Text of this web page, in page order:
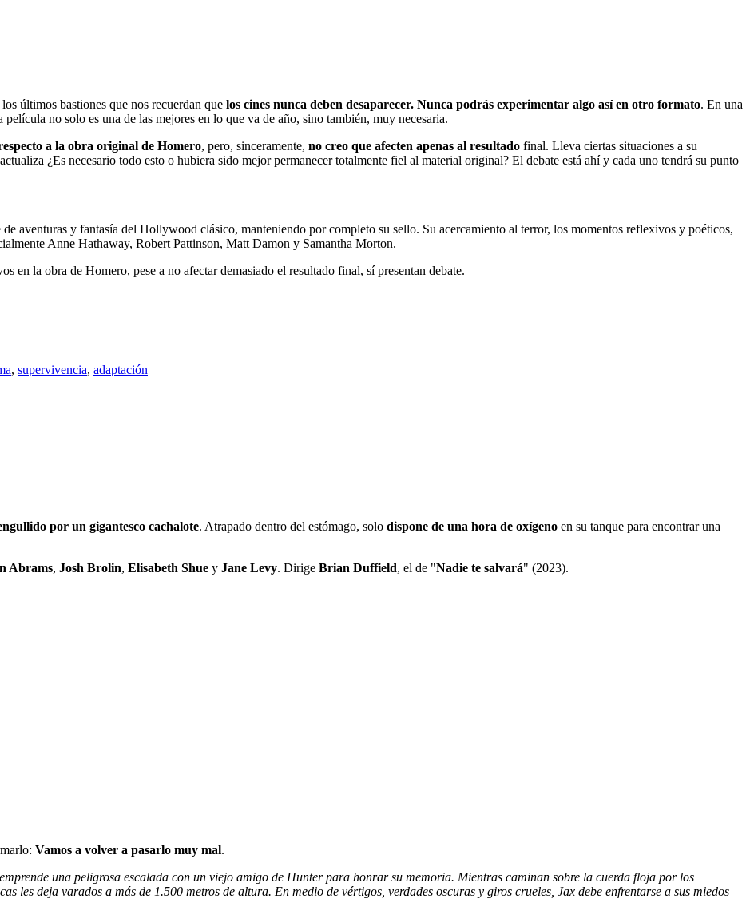
últimos bastiones que nos recuerdan que los cines nunca deben desaparecer. Nunca podrás experimentar algo así en otro formato. En una
no solo es una de las mejores en lo que va de año, sino también, muy necesaria.
a la obra original de Homero, pero, sinceramente, no creo que afecten apenas al resultado final. Lleva ciertas situaciones a su
¿Es necesario todo esto o hubiera sido mejor permanecer totalmente fiel al material original? El debate está ahí y cada uno tendrá su punto
aventuras y fantasía del Hollywood clásico, manteniendo por completo su sello. Su acercamiento al terror, los momentos reflexivos y poéticos,
Anne Hathaway, Robert Pattinson, Matt Damon y Samantha Morton.
en la obra de Homero, pese a no afectar demasiado el resultado final, sí presentan debate.
, supervivencia, adaptación
por un gigantesco cachalote. Atrapado dentro del estómago, solo dispone de una hora de oxígeno en su tanque para encontrar una
Abrams, Josh Brolin, Elisabeth Shue y Jane Levy. Dirige Brian Duffield, el de "Nadie te salvará" (2023).
Vamos a volver a pasarlo muy mal.
una peligrosa escalada con un viejo amigo de Hunter para honrar su memoria. Mientras caminan sobre la cuerda floja por los
les deja varados a más de 1.500 metros de altura. En medio de vértigos, verdades oscuras y giros crueles, Jax debe enfrentarse a sus miedos